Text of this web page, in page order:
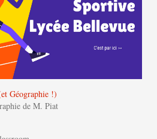
Géographie !)
de M. Piat